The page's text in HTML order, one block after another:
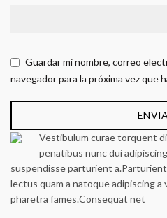
Guardar mi nombre, correo
navegador para la próxima vez que
Vestibulum curae torquent
penatibus nunc dui
suspendisse parturient
lectus quam a natoque adipiscing
pharetra fames.Consequat net